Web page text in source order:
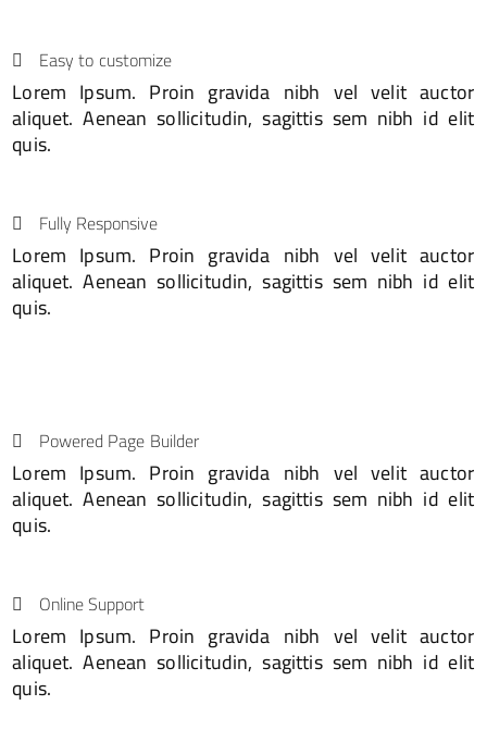
Easy to customize
Lorem Ipsum. Proin gravida nibh vel velit auctor
aliquet. Aenean sollicitudin, sagittis sem nibh id elit
quis.
Fully Responsive
Lorem Ipsum. Proin gravida nibh vel velit auctor
aliquet. Aenean sollicitudin, sagittis sem nibh id elit
quis.
Powered Page Builder
Lorem Ipsum. Proin gravida nibh vel velit auctor
aliquet. Aenean sollicitudin, sagittis sem nibh id elit
quis.
Online Support
Lorem Ipsum. Proin gravida nibh vel velit auctor
aliquet. Aenean sollicitudin, sagittis sem nibh id elit
quis.